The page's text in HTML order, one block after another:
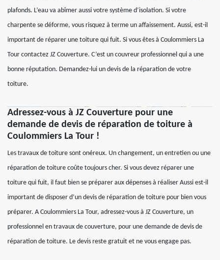
plafonds. L’eau va abîmer aussi votre système d’isolation. Si votre
charpente se déforme, vous risquez à terme un affaissement. Aussi, est-il
important de réparer une toiture qui fuit. Si vous êtes à Coulommiers La
Tour contactez JZ Couverture. C’est un couvreur professionnel qui a une
bonne réputation. Demandez-lui un devis de la réparation de votre
toiture.
Adressez-vous à JZ Couverture pour une
demande de devis de réparation de toiture à
Coulommiers La Tour !
Les travaux de toiture sont onéreux. Un changement, un entretien ou une
réparation de toiture coûte toujours cher. Si vous devez réparer une
toiture qui fuit, il faut bien se préparer aux dépenses à réaliser Aussi est-il
important de disposer d’un devis de réparation de toiture pour bien vous
préparer. A Coulommiers La Tour, adressez-vous à JZ Couverture, un
professionnel en travaux de couverture, pour une demande de devis de
réparation de toiture. Le devis reste gratuit et ne vous engage pas.